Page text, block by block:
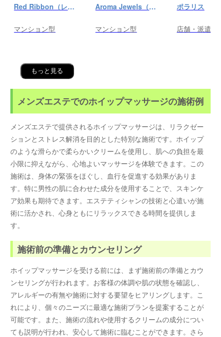
Red Ribbon（レッドリボン）前橋
マンション型
Aroma Jewels（アロマ ジュエルズ）秋葉原ルーム
マンション型
ポラリス
店舗・派遣
もっと見る
メンズエステでのホイップマッサージの施術例
メンズエステで提供されるホイップマッサージは、リラクゼー
ションとストレス解消を目的とした特別な施術です。ホイップ
のような滑らかで柔らかいクリームを使用し、肌への負担を最
小限に抑えながら、心地よいマッサージを体験できます。この
施術は、身体の緊張をほぐし、血行を促進する効果がありま
す。特に男性の肌に合わせた成分を使用することで、スキンケ
ア効果も期待できます。エステティシャンの技術と心遣いが施
術に活かされ、心身ともにリラックスできる時間を提供しま
す。
施術前の準備とカウンセリング
ホイップマッサージを受ける前には、まず施術前の準備とカウ
ンセリングが行われます。お客様の体調や肌の状態を確認し、
アレルギーの有無や施術に対する要望をヒアリングします。こ
れにより、個々のニーズに最適な施術プランを提案することが
可能です。また、施術の流れや使用するクリームの成分につい
ても説明が行われ、安心して施術に臨むことができます。さら